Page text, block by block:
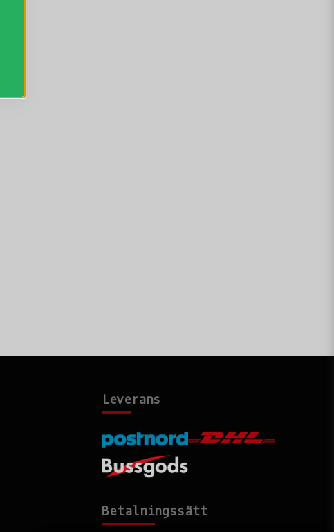
Leverans
Betalningssätt